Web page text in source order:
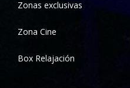
Zonas exclusivas
Zona Cine
Box Relajación